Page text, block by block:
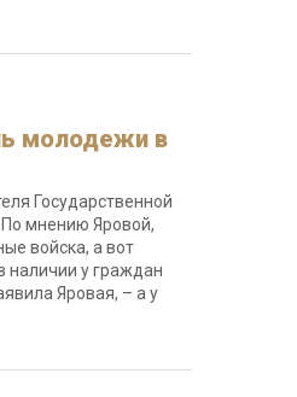
молодежи в
Государственной
мнению Яровой,
войска, а вот
наличии у граждан
Яровая, – а у